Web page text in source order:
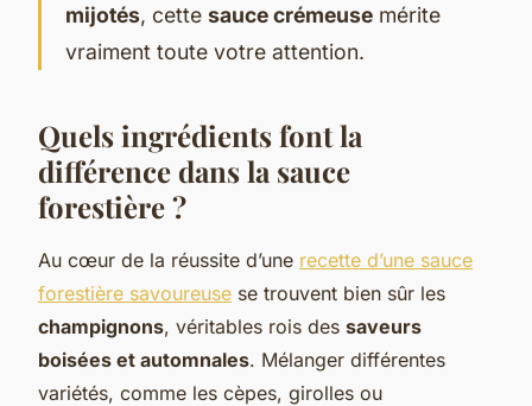
mijotés, cette sauce crémeuse mérite
vraiment toute votre attention.
Quels ingrédients font la
différence dans la sauce
forestière ?
Au cœur de la réussite d’une recette d’une sauce
forestière savoureuse se trouvent bien sûr les
champignons, véritables rois des saveurs
boisées et automnales. Mélanger différentes
variétés, comme les cèpes, girolles ou